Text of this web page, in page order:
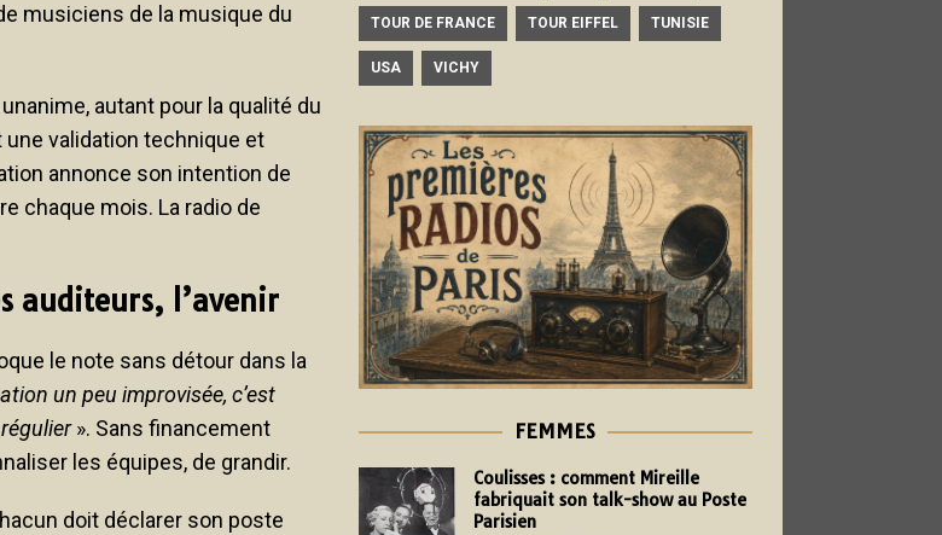
musiciens de la musique du
autant pour la qualité du
une validation technique et
annonce son intention de
chaque mois. La radio de
auditeurs, l’avenir
le note sans détour dans la
un peu improvisée, c’est
». Sans financement
les équipes, de grandir.
doit déclarer son poste
TOUR DE FRANCE TOUR EIFFEL TUNISIE
USA VICHY
FEMMES
Coulisses : comment Mireille
fabriquait son talk-show au Poste
Parisien